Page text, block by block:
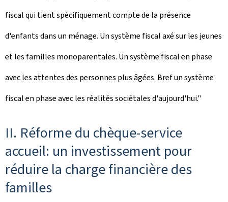
fiscal qui tient spécifiquement compte de la présence
d'enfants dans un ménage. Un système fiscal axé sur les jeunes
et les familles monoparentales. Un système fiscal en phase
avec les attentes des personnes plus âgées. Bref un système
fiscal en phase avec les réalités sociétales d'aujourd'hui."
II. Réforme du chèque-service
accueil: un investissement pour
réduire la charge financière des
familles